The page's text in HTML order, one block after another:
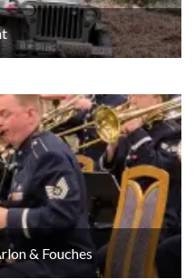
& Fouches